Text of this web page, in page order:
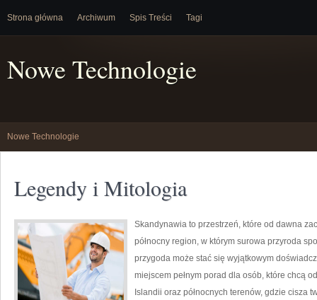
Strona główna Archiwum Spis Treści Tagi
Nowe Technologie
Nowe Technologie
Legendy i Mitologia
Skandynawia to przestrzeń, które od dawna
północny region, w którym surowa przyroda
przygoda może stać się wyjątkowym
miejscem pełnym porad dla osób, które chcą
Islandii oraz północnych terenów, gdzie cisza